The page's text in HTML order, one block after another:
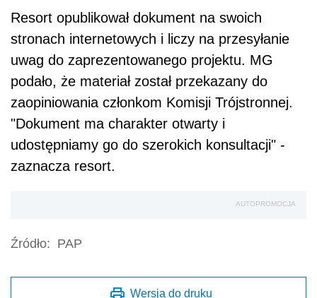
Resort opublikował dokument na swoich
stronach internetowych i liczy na przesyłanie
uwag do zaprezentowanego projektu. MG
podało, że materiał został przekazany do
zaopiniowania członkom Komisji Trójstronnej.
"Dokument ma charakter otwarty i
udostępniamy go do szerokich konsultacji" -
zaznacza resort.
AUTOPROMOCJA
Źródło: PAP
Wersja do druku